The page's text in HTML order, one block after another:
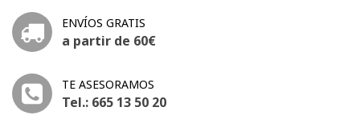
ENVÍOS GRATIS
a partir de 60€
TE ASESORAMOS
Tel.: 665 13 50 20